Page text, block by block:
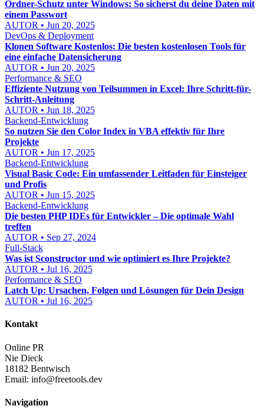
Ordner-Schutz unter Windows: So sicherst du deine Daten mit
einem Passwort
AUTOR • Jun 20, 2025
DevOps & Deployment
Klonen Software Kostenlos: Die besten kostenlosen Tools für
eine einfache Datensicherung
AUTOR • Jun 20, 2025
Performance & SEO
Effiziente Nutzung von Teilsummen in Excel: Ihre Schritt-für-
Schritt-Anleitung
AUTOR • Jun 18, 2025
Backend-Entwicklung
So nutzen Sie den Color Index in VBA effektiv für Ihre
Projekte
AUTOR • Jun 17, 2025
Backend-Entwicklung
Visual Basic Code: Ein umfassender Leitfaden für Einsteiger
und Profis
AUTOR • Jun 15, 2025
Backend-Entwicklung
Die besten PHP IDEs für Entwickler – Die optimale Wahl
treffen
AUTOR • Sep 27, 2024
Full-Stack
Was ist Sconstructor und wie optimiert es Ihre Projekte?
AUTOR • Jul 16, 2025
Performance & SEO
Latch Up: Ursachen, Folgen und Lösungen für Dein Design
AUTOR • Jul 16, 2025
Kontakt
Online PR
Nie Dieck
18182 Bentwisch
Email: info@freetools.dev
Navigation